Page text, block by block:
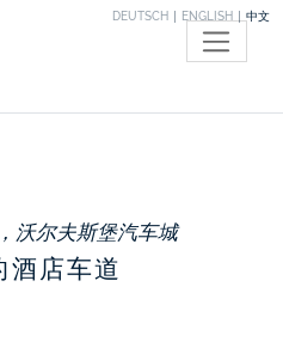
DEUTSCH ENGLISH 中文
沃尔夫斯堡汽车城
酒店车道